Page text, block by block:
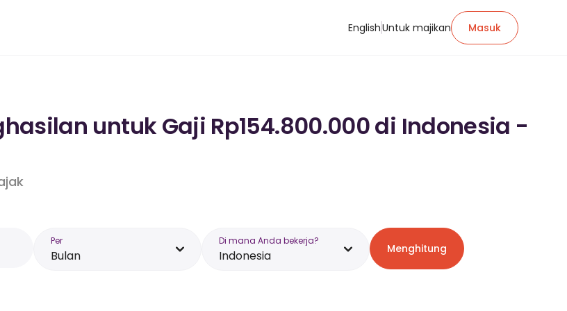
EnglishUntuk majikan Masuk
untuk Gaji Rp154.800.000 di Indonesia -
Per
Bulan
Di mana Anda bekerja?
Indonesia Menghitung